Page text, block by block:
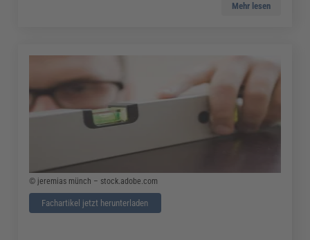
Mehr lesen
© jeremias münch – stock.adobe.com
Fachartikel jetzt herunterladen